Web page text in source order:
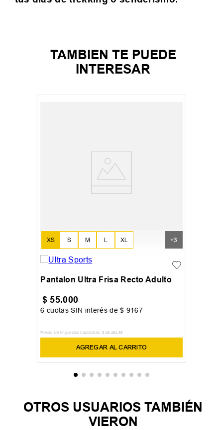
TAMBIEN TE PUEDE
INTERESAR
S L
M XL
XS
XXL
+3
Pantalon Ultra Frisa Recto Adulto
$ 55.000
6 cuotas SIN interés de$ 9167
Precio sin impuestos nacionales: $ 45.454 ,55
AGREGAR AL CARRITO
OTROS USUARIOS TAMBIÉN
VIERON